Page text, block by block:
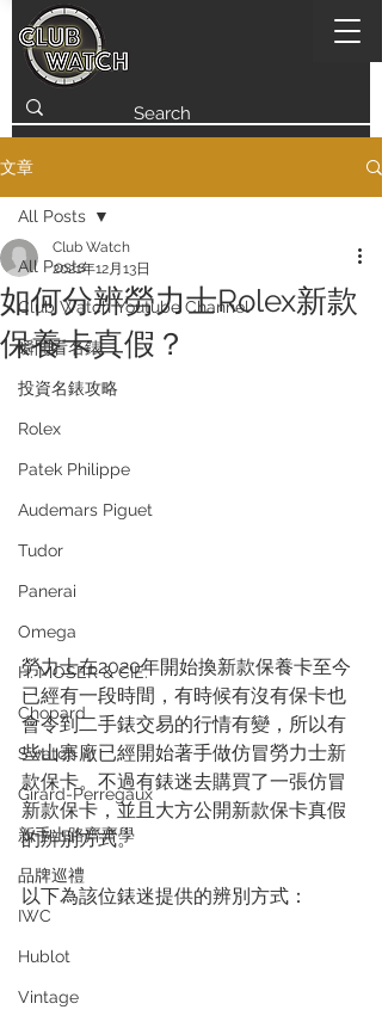
文章
All Posts
Club Watch Youtube Channel
瞬間看名錶
投資名錶攻略
Rolex
Patek Philippe
Audemars Piguet
Tudor
Panerai
Omega
H. MOSER & CIE.
Chopard
Swatch
Girard-Perregaux
新手上路齊齊學
品牌巡禮
IWC
Hublot
Vintage
All Posts
如何分辨勞力士Rolex新款
保養卡真假？
Club Watch
2021年12月13日
勞力士在2020年開始換新款保養卡至今
已經有一段時間，有時候有沒有保卡也
會令到二手錶交易的行情有變，所以有
些山寨廠已經開始著手做仿冒勞力士新
款保卡。不過有錶迷去購買了一張仿冒
新款保卡，並且大方公開新款保卡真假
的辨別方式。
以下為該位錶迷提供的辨別方式：